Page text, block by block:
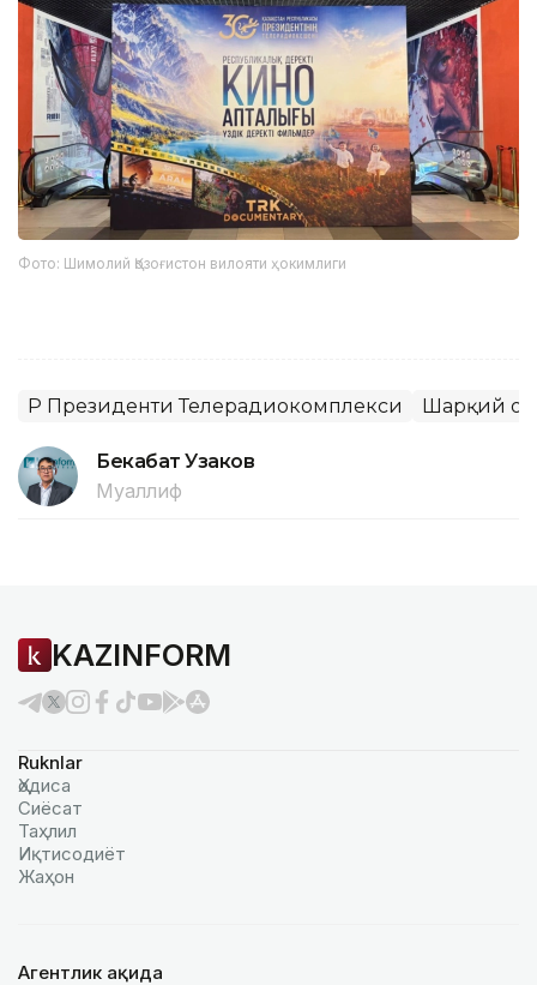
Фото: Шимолий Қозоғистон вилояти ҳокимлиги
ҚР Президенти Телерадиокомплекси Шарқий
Бекабат Узаков
Муаллиф
KAZINFORM
Ruknlar
Ҳодиса
Сиёсат
Таҳлил
Иқтисодиёт
Жаҳон
Агентлик ҳақида